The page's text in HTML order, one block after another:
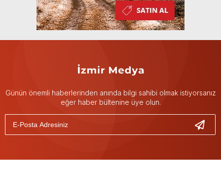
Günün önemli haberlerinden anında bilgi sahibi olmak istiyorsanız
eğer haber bültenine üye olun.